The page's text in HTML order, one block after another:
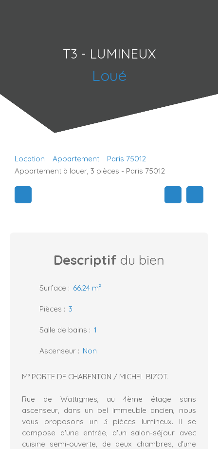
T3 - LUMINEUX
Loué
Location Appartement
Paris 75012
Appartement à louer, 3 pièces - Paris 75012
Descriptif du bien
Surface : 66.24 m²
Pièces : 3
Salle de bains : 1
Ascenseur : Non
M° PORTE DE CHARENTON / MICHEL BIZOT.
Rue de Wattignies, au 4ème étage sans
ascenseur, dans un bel immeuble ancien, nous
vous proposons un 3 pièces lumineux. Il se
compose d'une entrée, d'un salon-séjour avec
cuisine semi-ouverte, de deux chambres, d'une